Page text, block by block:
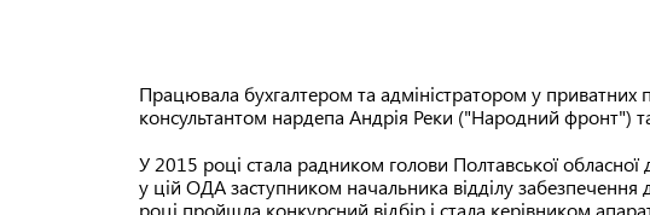
Працювала бухгалтером та адміністратором у приватних
консультантом нардепа Андрія Реки ("Народний фронт")
У 2015 році стала радником голови Полтавської обласної
у цій ОДА заступником начальника відділу забезпечення
році пройшла конкурсний відбір і стала керівником